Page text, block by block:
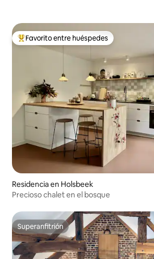
De los mejores en Favorito entre huéspedes
Favorito entre huéspedes
Residencia en Holsbeek
Precioso chalet en el bosque
Superanfitrión
Superanfitrión